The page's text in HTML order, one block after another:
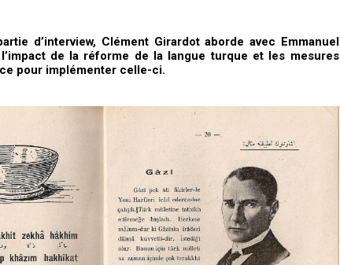
d’interview, Clément Girardot aborde avec Emmanuel
de la réforme de la langue turque et les mesures
pour implémenter celle-ci.